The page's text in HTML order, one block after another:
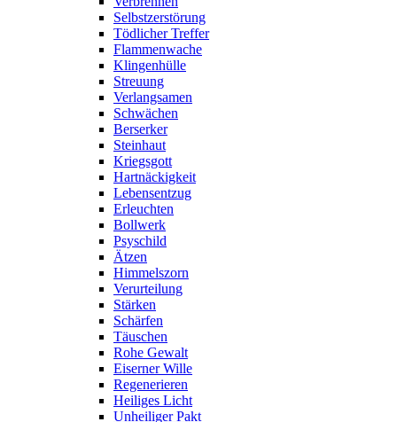
Selbstzerstörung
Tödlicher Treffer
Flammenwache
Klingenhülle
Streuung
Verlangsamen
Schwächen
Berserker
Steinhaut
Kriegsgott
Hartnäckigkeit
Lebensentzug
Erleuchten
Bollwerk
Psyschild
Ätzen
Himmelszorn
Verurteilung
Stärken
Schärfen
Täuschen
Rohe Gewalt
Eiserner Wille
Regenerieren
Heiliges Licht
Unheiliger Pakt